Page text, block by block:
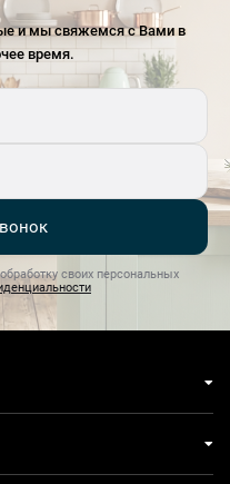
и мы свяжемся с Вами в
время.
своих персональных